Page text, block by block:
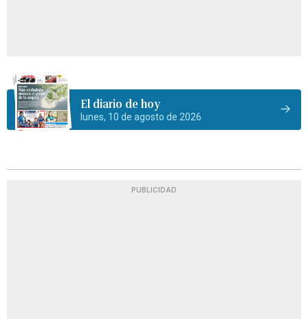
El diario de hoy
lunes, 10 de agosto de 2026
PUBLICIDAD